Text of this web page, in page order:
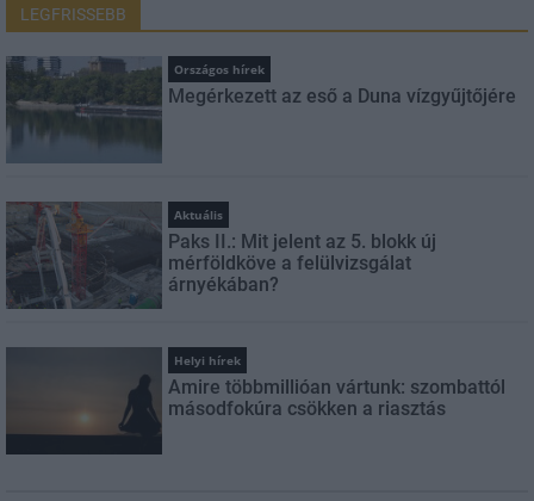
LEGFRISSEBB
Országos hírek
Megérkezett az eső a Duna vízgyűjtőjére
Aktuális
Paks II.: Mit jelent az 5. blokk új
mérföldköve a felülvizsgálat
árnyékában?
Helyi hírek
Amire többmillióan vártunk: szombattól
másodfokúra csökken a riasztás